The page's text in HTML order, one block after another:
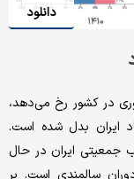
دانلود
در کشور رخ می‌دهد،
ایران بدل شده است.
جمعیتی ایران در حال
سالمندی است. بر